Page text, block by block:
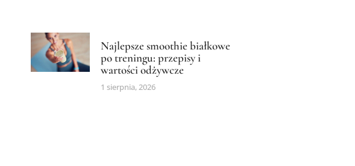
Najlepsze smoothie białkowe
po treningu: przepisy i
wartości odżywcze
1 sierpnia, 2026